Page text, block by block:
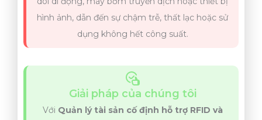
hình ảnh, dẫn đến sự chậm trễ, thất lạc hoặc sử
dụng không hết công suất.
Giải pháp của chúng tôi
Với Quản lý tài sản cố định hỗ trợ RFID và